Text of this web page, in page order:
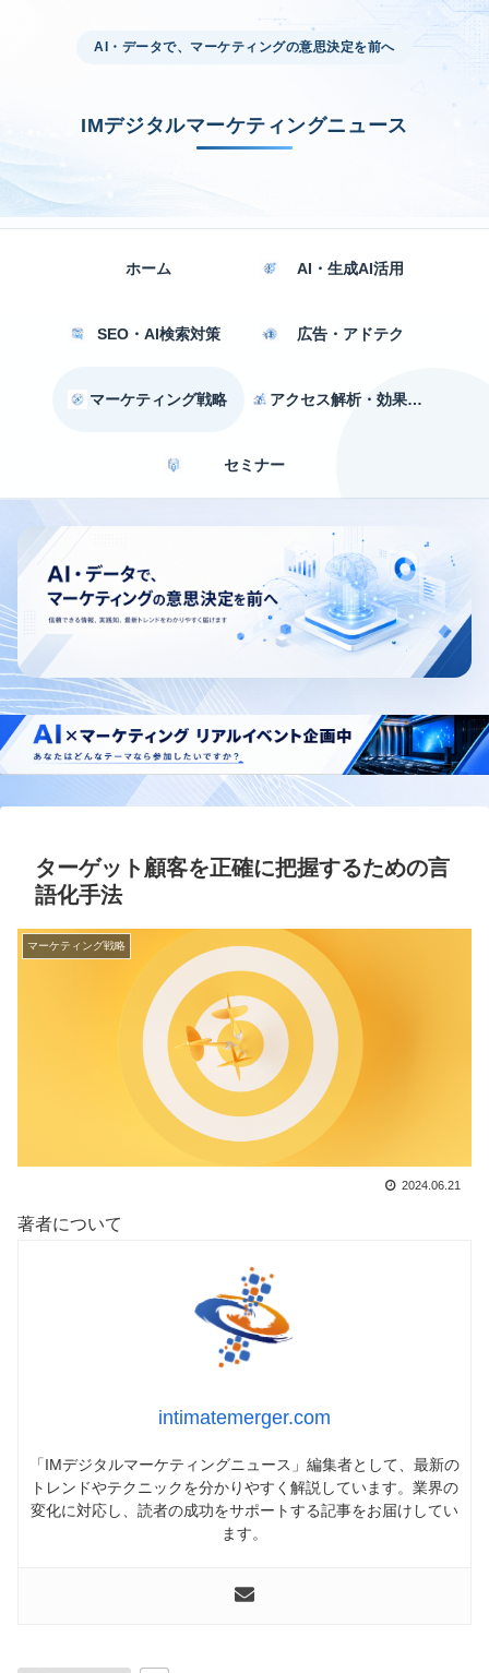
AI・データで、マーケティングの意思決定を前へ
IMデジタルマーケティングニュース
ホーム AI・生成AI活用
SEO・AI検索対策 広告・アドテク
マーケティング戦略 アクセス解析・効果測定
セミナー
ターゲット顧客を正確に把握するための言
語化手法
マーケティング戦略
2024.06.21
著者について
intimatemerger.com
「IMデジタルマーケティングニュース」編集者として、最新の
トレンドやテクニックを分かりやすく解説しています。業界の
変化に対応し、読者の成功をサポートする記事をお届けしてい
ます。